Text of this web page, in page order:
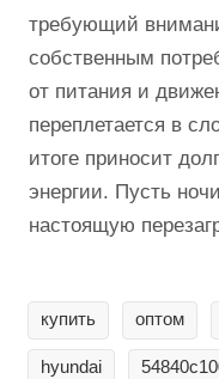
требующий
собственным
от питания и
переплетается в
итоге приносит
энергии. Пусть
настоящую
купить оптом
hyundai